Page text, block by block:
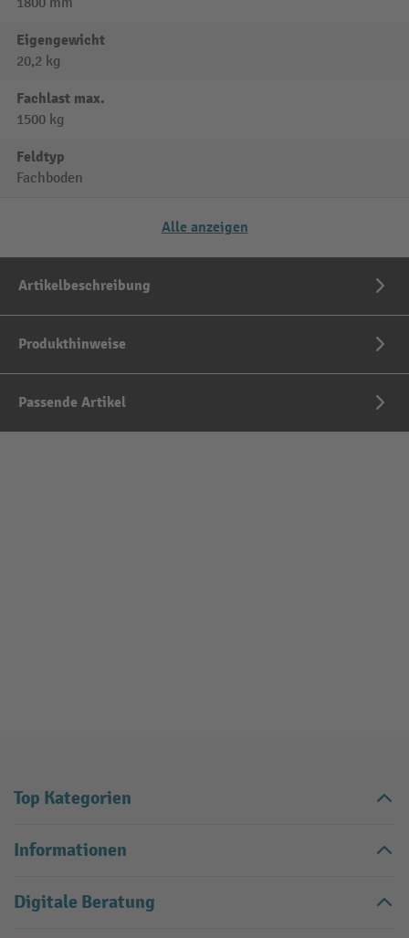
Eigengewicht
20,2 kg
Fachlast max.
1500 kg
Feldtyp
Fachboden
Alle anzeigen
Artikelbeschreibung
Produkthinweise
Passende Artikel
Top Kategorien
Informationen
Digitale Beratung